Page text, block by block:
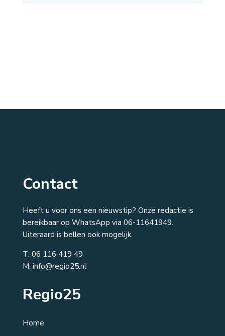
Contact
Heeft u voor ons een nieuwstip? Onze redactie is
bereikbaar op WhatsApp via 06-11641949.
Uiteraard is bellen ook mogelijk.
T: 06 116 419 49
M: info@regio25.nl
Regio25
Home